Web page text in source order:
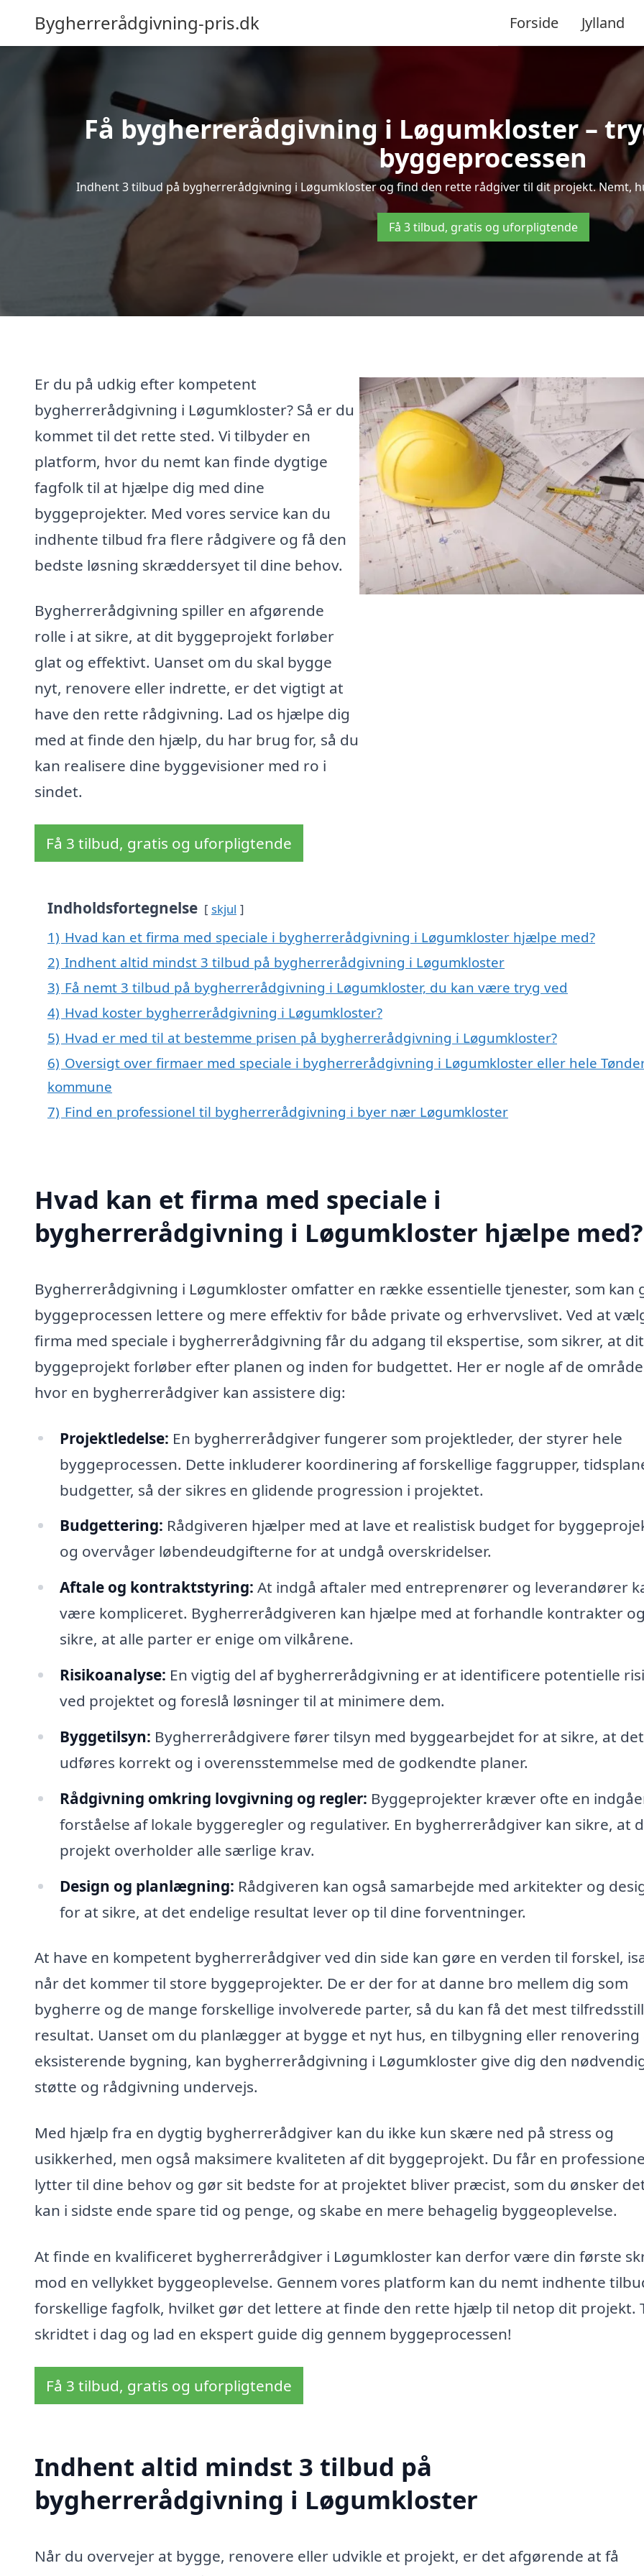
Bygherrerådgivning-pris.dk Forside Jylland
Få bygherrerådgivning i Løgumkloster –
byggeprocessen
Indhent 3 tilbud på bygherrerådgivning i Løgumkloster og find den rette rådgiver til dit projekt. Nemt,
Få 3 tilbud, gratis og uforpligtende
Er du på udkig efter kompetent
bygherrerådgivning i Løgumkloster? Så er du
kommet til det rette sted. Vi tilbyder en
platform, hvor du nemt kan finde dygtige
fagfolk til at hjælpe dig med dine
byggeprojekter. Med vores service kan du
indhente tilbud fra flere rådgivere og få den
bedste løsning skræddersyet til dine behov.
Bygherrerådgivning spiller en afgørende
rolle i at sikre, at dit byggeprojekt forløber
glat og effektivt. Uanset om du skal bygge
nyt, renovere eller indrette, er det vigtigt at
have den rette rådgivning. Lad os hjælpe dig
med at finde den hjælp, du har brug for, så du
kan realisere dine byggevisioner med ro i
sindet.
Få 3 tilbud, gratis og uforpligtende
Indholdsfortegnelse skjul
1) Hvad kan et firma med speciale i bygherrerådgivning i Løgumkloster hjælpe med?
2) Indhent altid mindst 3 tilbud på bygherrerådgivning i Løgumkloster
3) Få nemt 3 tilbud på bygherrerådgivning i Løgumkloster, du kan være tryg ved
4) Hvad koster bygherrerådgivning i Løgumkloster?
5) Hvad er med til at bestemme prisen på bygherrerådgivning i Løgumkloster?
6) Oversigt over firmaer med speciale i bygherrerådgivning i Løgumkloster eller hele
kommune
7) Find en professionel til bygherrerådgivning i byer nær Løgumkloster
Hvad kan et firma med speciale i
bygherrerådgivning i Løgumkloster hjælpe med?
Bygherrerådgivning i Løgumkloster omfatter en række essentielle tjenester, som kan
byggeprocessen lettere og mere effektiv for både private og erhvervslivet. Ved at
firma med speciale i bygherrerådgivning får du adgang til ekspertise, som sikrer, at dit
byggeprojekt forløber efter planen og inden for budgettet. Her er nogle af de
hvor en bygherrerådgiver kan assistere dig:
Projektledelse: En bygherrerådgiver fungerer som projektleder, der styrer hele
byggeprocessen. Dette inkluderer koordinering af forskellige faggrupper,
budgetter, så der sikres en glidende progression i projektet.
Budgettering: Rådgiveren hjælper med at lave et realistisk budget for
og overvåger løbendeudgifterne for at undgå overskridelser.
Aftale og kontraktstyring: At indgå aftaler med entreprenører og leverandører
være kompliceret. Bygherrerådgiveren kan hjælpe med at forhandle kontrakter
sikre, at alle parter er enige om vilkårene.
Risikoanalyse: En vigtig del af bygherrerådgivning er at identificere potentielle
ved projektet og foreslå løsninger til at minimere dem.
Byggetilsyn: Bygherrerådgivere fører tilsyn med byggearbejdet for at sikre, at det
udføres korrekt og i overensstemmelse med de godkendte planer.
Rådgivning omkring lovgivning og regler: Byggeprojekter kræver ofte en
forståelse af lokale byggeregler og regulativer. En bygherrerådgiver kan sikre, at
projekt overholder alle særlige krav.
Design og planlægning: Rådgiveren kan også samarbejde med arkitekter og
for at sikre, at det endelige resultat lever op til dine forventninger.
At have en kompetent bygherrerådgiver ved din side kan gøre en verden til forskel,
når det kommer til store byggeprojekter. De er der for at danne bro mellem dig som
bygherre og de mange forskellige involverede parter, så du kan få det mest
resultat. Uanset om du planlægger at bygge et nyt hus, en tilbygning eller renovering
eksisterende bygning, kan bygherrerådgivning i Løgumkloster give dig den
støtte og rådgivning undervejs.
Med hjælp fra en dygtig bygherrerådgiver kan du ikke kun skære ned på stress og
usikkerhed, men også maksimere kvaliteten af dit byggeprojekt. Du får en
lytter til dine behov og gør sit bedste for at projektet bliver præcist, som du ønsker
kan i sidste ende spare tid og penge, og skabe en mere behagelig byggeoplevelse.
At finde en kvalificeret bygherrerådgiver i Løgumkloster kan derfor være din første
mod en vellykket byggeoplevelse. Gennem vores platform kan du nemt indhente
forskellige fagfolk, hvilket gør det lettere at finde den rette hjælp til netop dit projekt.
skridtet i dag og lad en ekspert guide dig gennem byggeprocessen!
Få 3 tilbud, gratis og uforpligtende
Indhent altid mindst 3 tilbud på
bygherrerådgivning i Løgumkloster
Når du overvejer at bygge, renovere eller udvikle et projekt, er det afgørende at få